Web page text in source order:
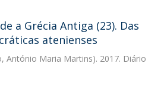
a Grécia Antiga (23). Das
atenienses
António Maria Martins). 2017. Diário